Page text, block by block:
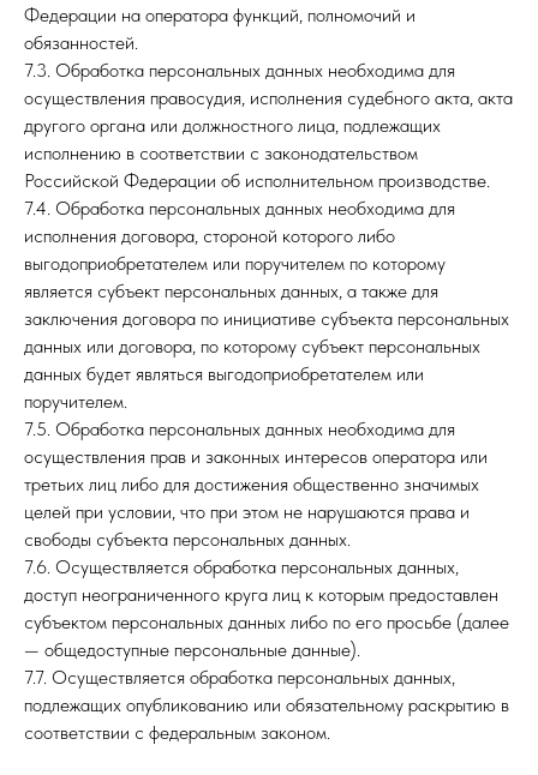
Федерации на оператора функций, полномочий и
обязанностей.
7.3. Обработка персональных данных необходима для
осуществления правосудия, исполнения судебного акта, акта
другого органа или должностного лица, подлежащих
исполнению в соответствии с законодательством
Российской Федерации об исполнительном производстве.
7.4. Обработка персональных данных необходима для
исполнения договора, стороной которого либо
выгодоприобретателем или поручителем по которому
является субъект персональных данных, а также для
заключения договора по инициативе субъекта персональных
данных или договора, по которому субъект персональных
данных будет являться выгодоприобретателем или
поручителем.
7.5. Обработка персональных данных необходима для
осуществления прав и законных интересов оператора или
третьих лиц либо для достижения общественно значимых
целей при условии, что при этом не нарушаются права и
свободы субъекта персональных данных.
7.6. Осуществляется обработка персональных данных,
доступ неограниченного круга лиц к которым предоставлен
субъектом персональных данных либо по его просьбе (далее
— общедоступные персональные данные).
7.7. Осуществляется обработка персональных данных,
подлежащих опубликованию или обязательному раскрытию в
соответствии с федеральным законом.